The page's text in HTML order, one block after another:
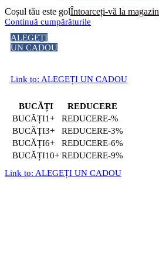
Coșul tău este golÎntoarceți-vă la magazin
Continuă cumpărăturile
ALEGEȚI
UN CADOU
Link to: ALEGEȚI UN CADOU
BUCĂȚI
REDUCERE
1+
-%
3+
-3%
6+
-6%
10+
-9%
Link to: ALEGEȚI UN CADOU